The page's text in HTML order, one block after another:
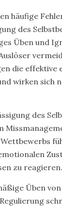
häufige
des
Üben und
die effektive
wirken sich
des
zu reagieren.
Üben